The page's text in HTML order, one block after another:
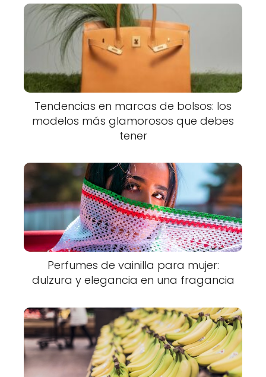
Tendencias en marcas de bolsos: los
modelos más glamorosos que debes
tener
Perfumes de vainilla para mujer:
dulzura y elegancia en una fragancia